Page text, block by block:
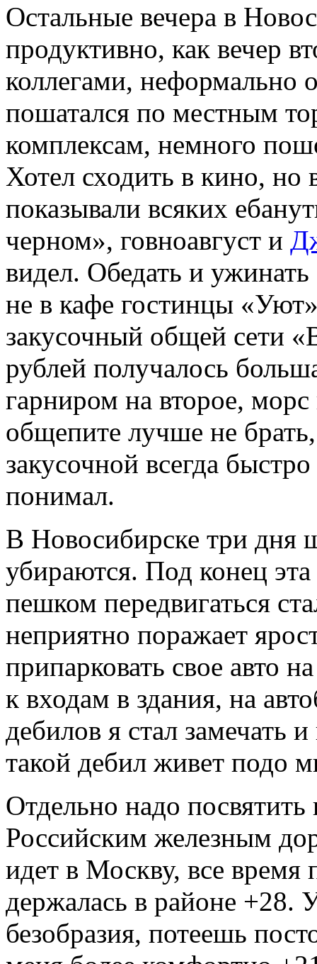
Остальные вечера в
продуктивно, как вечер
коллегами, неформально
пошатался по местным
комплексам, немного
Хотел сходить в кино, но
показывали всяких
черном», говноавгуст и
видел. Обедать и ужинать
не в кафе гостинцы
закусочный общей сети
рублей получалось
гарниром на второе,
общепите лучше не
закусочной всегда
понимал.
В Новосибирске три дня
убираются. Под конец
пешком передвигаться
неприятно поражает
припарковать свое авто
к входам в здания, на
дебилов я стал замечать
такой дебил живет подо
Отдельно надо
Российским железным
идет в Москву, все время
держалась в районе +28.
безобразия, потеешь